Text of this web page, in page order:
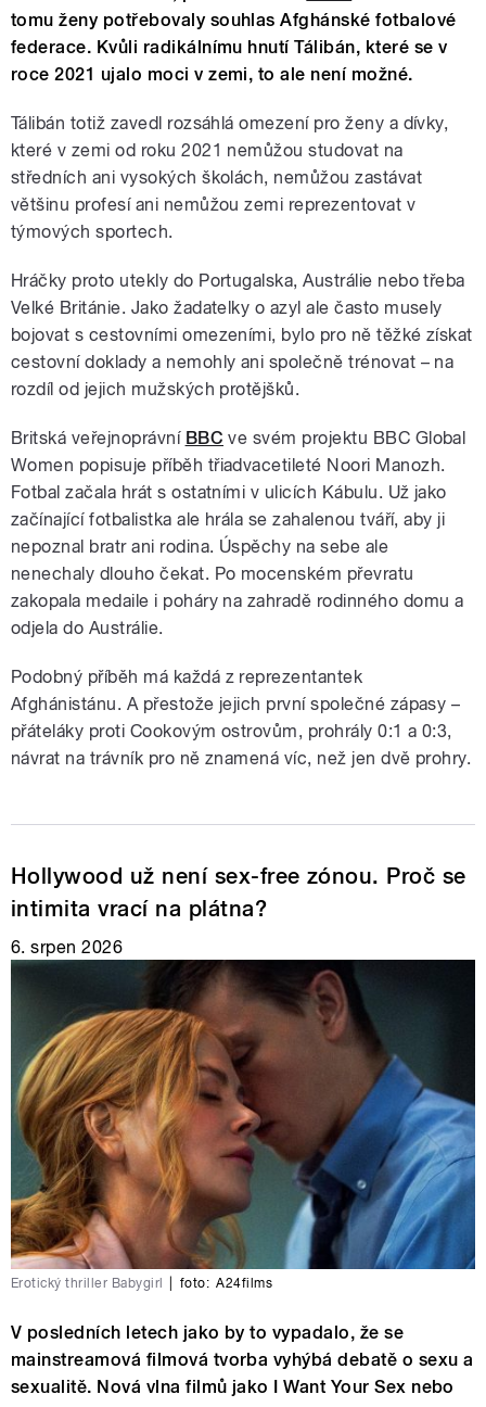
tomu ženy potřebovaly souhlas Afghánské fotbalové
federace. Kvůli radikálnímu hnutí Tálibán, které se v
roce 2021 ujalo moci v zemi, to ale není možné.
Tálibán totiž zavedl rozsáhlá omezení pro ženy a dívky,
které v zemi od roku 2021 nemůžou studovat na
středních ani vysokých školách, nemůžou zastávat
většinu profesí ani nemůžou zemi reprezentovat v
týmových sportech.
Hráčky proto utekly do Portugalska, Austrálie nebo třeba
Velké Británie. Jako žadatelky o azyl ale často musely
bojovat s cestovními omezeními, bylo pro ně těžké získat
cestovní doklady a nemohly ani společně trénovat – na
rozdíl od jejich mužských protějšků.
Britská veřejnoprávní BBC ve svém projektu BBC Global
Women popisuje příběh třiadvacetileté Noori Manozh.
Fotbal začala hrát s ostatními v ulicích Kábulu. Už jako
začínající fotbalistka ale hrála se zahalenou tváří, aby ji
nepoznal bratr ani rodina. Úspěchy na sebe ale
nenechaly dlouho čekat. Po mocenském převratu
zakopala medaile i poháry na zahradě rodinného domu a
odjela do Austrálie.
Podobný příběh má každá z reprezentantek
Afghánistánu. A přestože jejich první společné zápasy –
přáteláky proti Cookovým ostrovům, prohrály 0:1 a 0:3,
návrat na trávník pro ně znamená víc, než jen dvě prohry.
Hollywood už není sex-free zónou. Proč se
intimita vrací na plátna?
6. srpen 2026
Erotický thriller Babygirl foto: A24films
V posledních letech jako by to vypadalo, že se
mainstreamová filmová tvorba vyhýbá debatě o sexu a
sexualitě. Nová vlna filmů jako I Want Your Sex nebo